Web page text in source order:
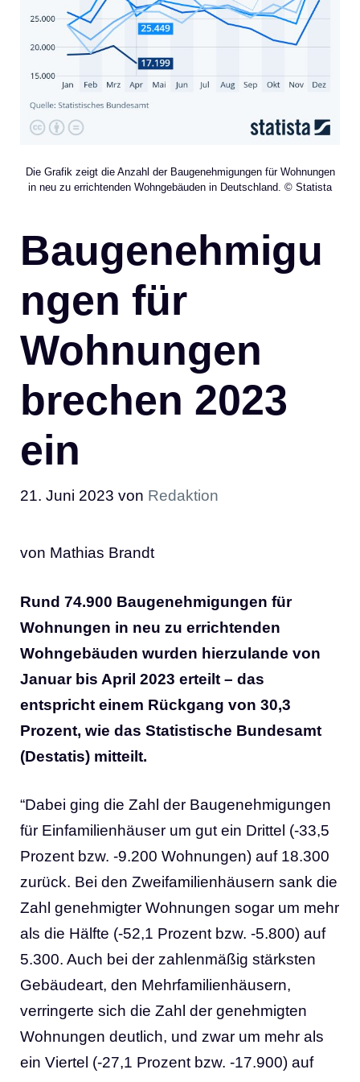
Die Grafik zeigt die Anzahl der Baugenehmigungen für Wohnungen
in neu zu errichtenden Wohngebäuden in Deutschland. © Statista
Baugenehmigu
ngen für
Wohnungen
brechen 2023
ein
21. Juni 2023 von Redaktion
von Mathias Brandt
Rund 74.900 Baugenehmigungen für
Wohnungen in neu zu errichtenden
Wohngebäuden wurden hierzulande von
Januar bis April 2023 erteilt – das
entspricht einem Rückgang von 30,3
Prozent, wie das Statistische Bundesamt
(Destatis) mitteilt.
“Dabei ging die Zahl der Baugenehmigungen
für Einfamilienhäuser um gut ein Drittel (-33,5
Prozent bzw. -9.200 Wohnungen) auf 18.300
zurück. Bei den Zweifamilienhäusern sank die
Zahl genehmigter Wohnungen sogar um mehr
als die Hälfte (-52,1 Prozent bzw. -5.800) auf
5.300. Auch bei der zahlenmäßig stärksten
Gebäudeart, den Mehrfamilienhäusern,
verringerte sich die Zahl der genehmigten
Wohnungen deutlich, und zwar um mehr als
ein Viertel (-27,1 Prozent bzw. -17.900) auf